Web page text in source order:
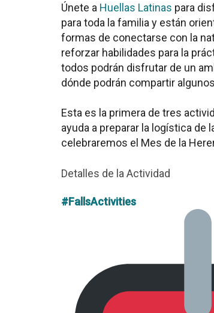
Únete a Huellas Latinas para
para toda la familia y están
formas de conectarse con la
reforzar habilidades para la
todos podrán disfrutar de un
dónde podrán compartir
Esta es la primera de tres
ayuda a preparar la logística de
celebraremos el Mes de la
Detalles de la Actividad
#FallsActivities